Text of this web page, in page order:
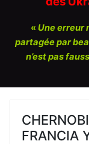
« Une erreur
partagée par
n’est pas
FRANCIA